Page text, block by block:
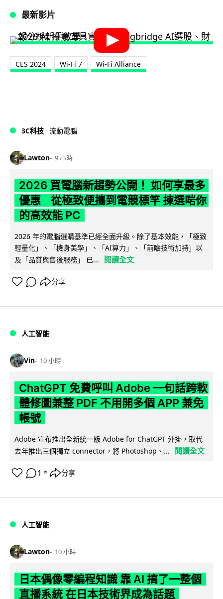
最新影片
CES 2024 Wi-Fi 7 Wi-Fi Alliance
3C科技 流動電腦
Lawton 9 小時
2026 買電腦新趨勢公開！ 如何享最多
優惠 從極致便攜到電競標竿 揀選啱你
的高效能 PC
2026 年的電腦選購基準已經全面升級。除了基本效能，「極致
輕量化」、「機身美學」、「AI算力」、「前瞻技術加持」以
及「品質與售後服務」 已...
閱讀全文
分享
人工智能
Vin 10 小時
ChatGPT 免費呼叫 Adobe 一句話跨軟
體修圖兼整 PDF 不用開多個 APP 兼免
帳號
Adobe 宣布推出全新統一版 Adobe for ChatGPT 外掛，取代
去年推出三個獨立 connector，將 Photoshop、...
閱讀全文
1 ↗ 分享
人工智能
Lawton 10 小時
日本偶像零編程知識 靠 AI 搞了一整個
直播系統 在日本技術界成為話題